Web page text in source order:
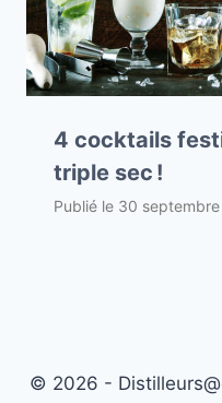
4 cocktails
triple sec !
Publié le 30
© 2026 -